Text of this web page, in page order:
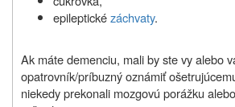
epileptickézáchvaty.
Ak máte demenciu, mali by ste vy alebo
opatrovník/príbuzný oznámiť
niekedy prekonali mozgovú porážku